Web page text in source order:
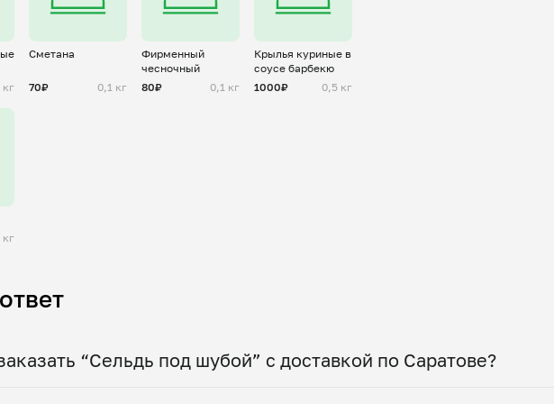
кг
Сметана
70₽ 0,1 кг
Фирменный
чесночный
80₽
0,1 кг
Крылья куриные в
соусе барбекю
1000₽
0,5 кг
кг
“Сельдь под шубой” с доставкой по Саратове?